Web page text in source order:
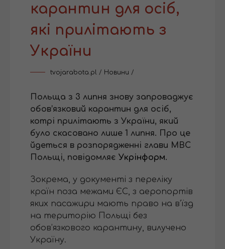
карантин для осіб,
які прилітають з
України
tvojarabota.pl / Новини /
Польща з 3 липня знову запроваджує
обов’язковий карантин для осіб,
котрі прилітають з України, який
було скасовано лише 1 липня. Про це
йдеться в розпорядженні глави МВС
Польщі, повідомляє Укрінформ.
Зокрема, у документі з переліку
країн поза межами ЄС, з аеропортів
яких пасажири мають право на в’їзд
на територію Польщі без
обов’язкового карантину, вилучено
Україну.